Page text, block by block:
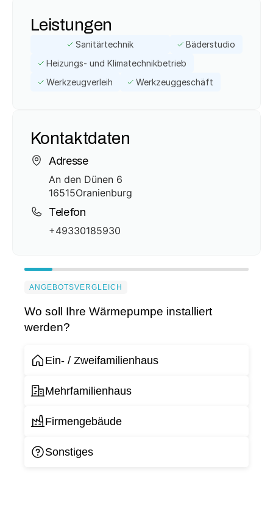
Leistungen
Sanitärtechnik
Bäderstudio
Heizungs- und Klimatechnikbetrieb
Werkzeugverleih
Werkzeuggeschäft
Kontaktdaten
Adresse
An den Dünen 6
16515Oranienburg
Telefon
+49330185930
ANGEBOTSVERGLEICH
Wo soll Ihre Wärmepumpe installiert
werden?
Ein- / Zweifamilienhaus
Mehrfamilienhaus
Firmengebäude
Sonstiges